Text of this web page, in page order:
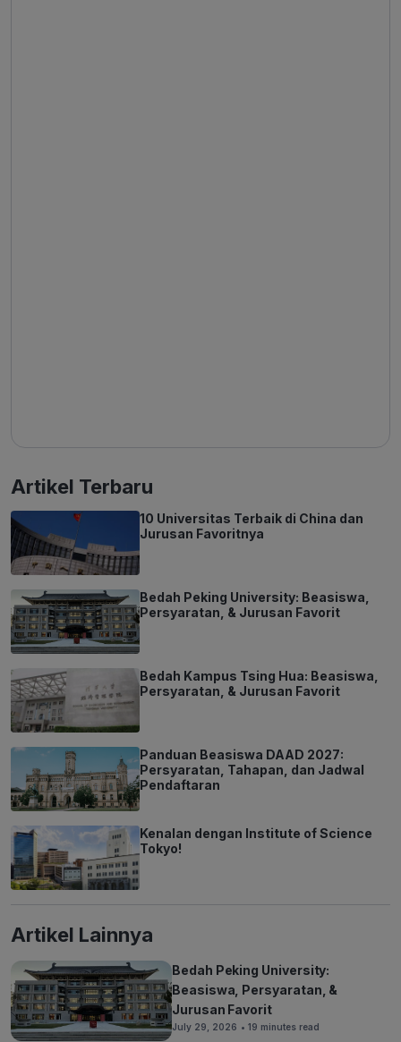
Artikel Terbaru
10 Universitas Terbaik di China dan
Jurusan Favoritnya
Bedah Peking University: Beasiswa,
Persyaratan, & Jurusan Favorit
Bedah Kampus Tsing Hua: Beasiswa,
Persyaratan, & Jurusan Favorit
Panduan Beasiswa DAAD 2027:
Persyaratan, Tahapan, dan Jadwal
Pendaftaran
Kenalan dengan Institute of Science
Tokyo!
Artikel Lainnya
Bedah Peking University:
Beasiswa, Persyaratan, &
Jurusan Favorit
July 29, 2026 • 19 minutes read